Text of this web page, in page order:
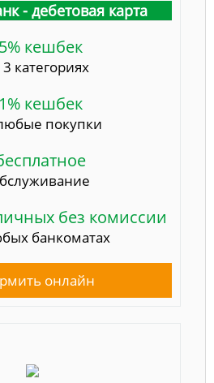
- дебетовая карта
5% кешбек
3 категориях
1% кешбек
покупки
без комиссии
банкоматах
онлайн